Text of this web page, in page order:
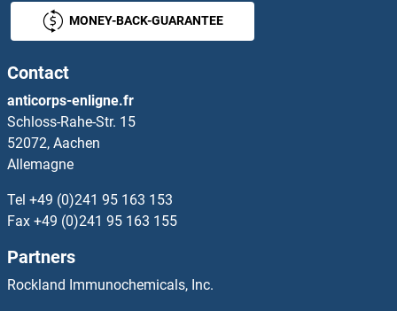
OLIG1 Kits ELISA
MONEY-BACK-GUARANTEE
Contact
anticorps-enligne.fr
Schloss-Rahe-Str. 15
52072, Aachen
Allemagne
Tel +49 (0)241 95 163 153
Fax +49 (0)241 95 163 155
Partners
Rockland Immunochemicals, Inc.